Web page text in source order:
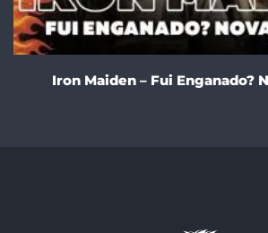
Iron Maiden – Fui Enganado?